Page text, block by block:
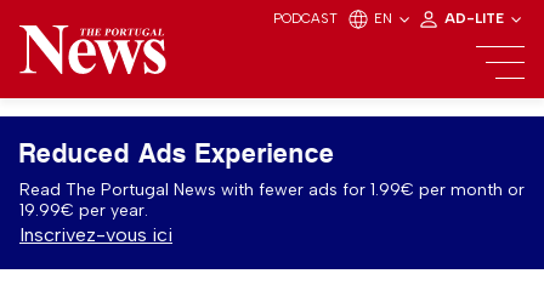
PODCAST EN AD-LITE
Reduced Ads Experience
Read The Portugal News with fewer ads for 1.99€ per month or
19.99€ per year.
Inscrivez-vous ici